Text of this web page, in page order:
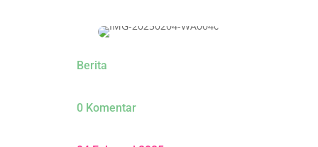
Berita
0 Komentar